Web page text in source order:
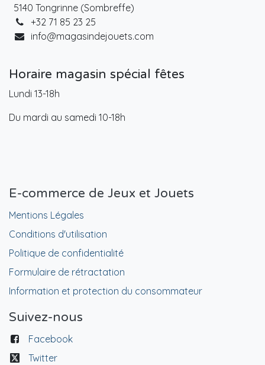
5140 Tongrinne (Sombreffe)
+32 71 85 23 25
info@magasindejouets.com
Horaire magasin spécial fêtes
Lundi 13-18h
Du mardi au samedi 10-18h
E-commerce de Jeux et Jouets
Mentions Légales
Conditions d'utilisation
Politique de confidentialité
Formulaire de rétractation
Information et protection du consommateur
Suivez-nous
Facebook
Twitter